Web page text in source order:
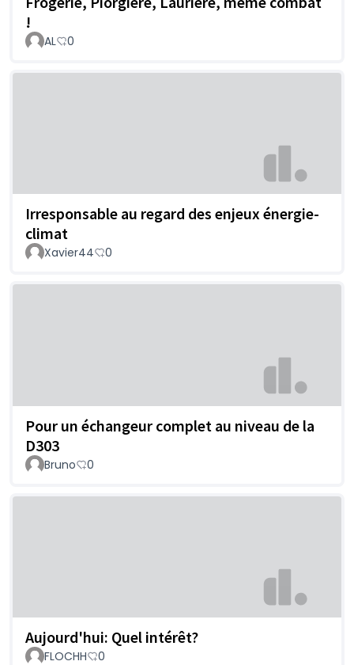
!
AL 0
Irresponsable au regard des enjeux énergie-
climat
Xavier44 0
Pour un échangeur complet au niveau de la
D303
Bruno 0
Aujourd'hui: Quel intérêt?
FLOCHH 0